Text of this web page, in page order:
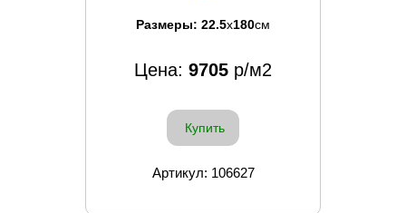
Размеры: 22.5x180см
Цена: 9705 р/м2
Купить
Артикул: 106627